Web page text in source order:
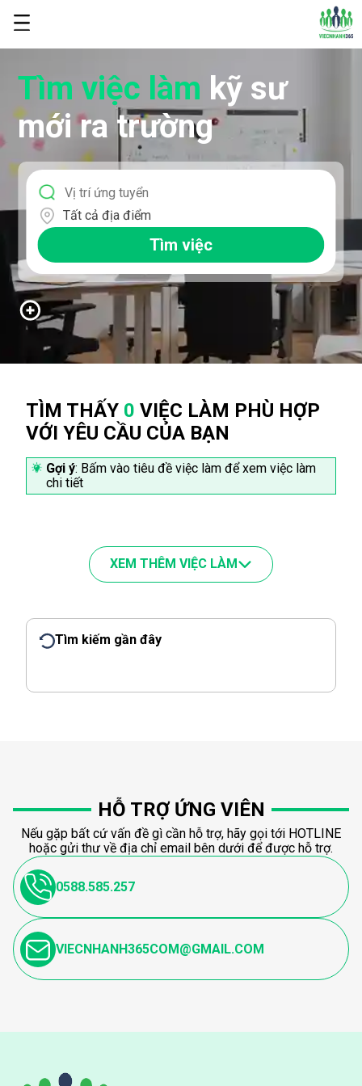
Tìm việc làm kỹ sư
mới ra trường
Tất cả địa điểm
Tìm việc
TÌM THẤY 0 VIỆC LÀM PHÙ HỢP
VỚI YÊU CẦU CỦA BẠN
Gợi ý: Bấm vào tiêu đề việc làm để xem việc làm
chi tiết
XEM THÊM VIỆC LÀM
Tìm kiếm gần đây
HỖ TRỢ ỨNG VIÊN
Nếu gặp bất cứ vấn đề gì cần hỗ trợ, hãy gọi tới HOTLINE
hoặc gửi thư về địa chỉ email bên dưới để được hỗ trợ.
0588.585.257
VIECNHANH365COM@GMAIL.COM